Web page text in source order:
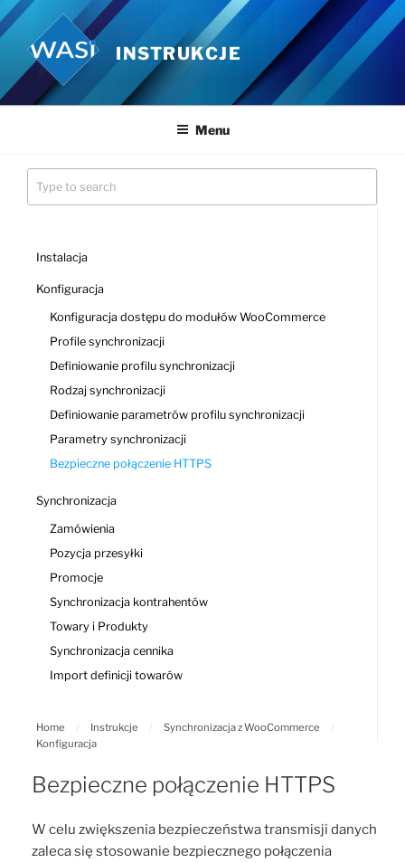
Przejdź
do
treści
INSTRUKCJE
Menu
Instalacja
Konfiguracja
Konfiguracja dostępu do modułów WooCommerce
Profile synchronizacji
Definiowanie profilu synchronizacji
Rodzaj synchronizacji
Definiowanie parametrów profilu synchronizacji
Parametry synchronizacji
Bezpieczne połączenie HTTPS
Synchronizacja
Zamówienia
Pozycja przesyłki
Promocje
Synchronizacja kontrahentów
Towary i Produkty
Synchronizacja cennika
Import definicji towarów
Home / Instrukcje / Synchronizacja z WooCommerce
/
Konfiguracja
Bezpieczne połączenie HTTPS
W celu zwiększenia bezpieczeństwa transmisji danych
zaleca się stosowanie bezpiecznego połączenia